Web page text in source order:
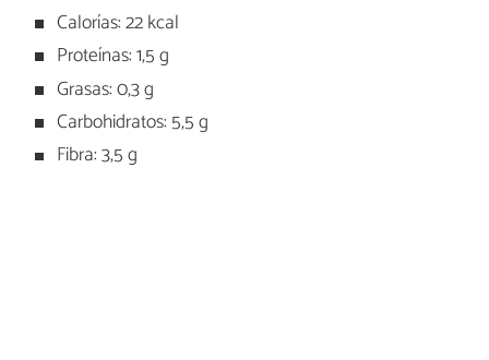
Calorías: 22 kcal
Proteínas: 1,5 g
Grasas: 0,3 g
Carbohidratos: 5,5 g
Fibra: 3,5 g